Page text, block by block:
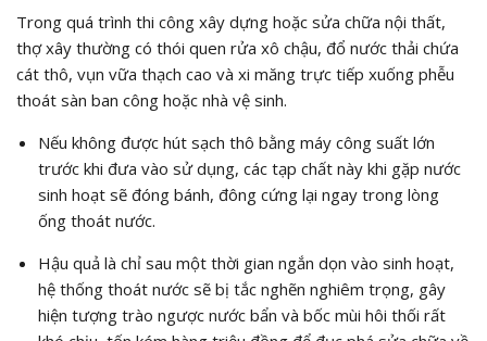
Trong quá trình thi công xây dựng hoặc sửa chữa nội thất,
thợ xây thường có thói quen rửa xô chậu, đổ nước thải chứa
cát thô, vụn vữa thạch cao và xi măng trực tiếp xuống phễu
thoát sàn ban công hoặc nhà vệ sinh.
Nếu không được hút sạch thô bằng máy công suất lớn
trước khi đưa vào sử dụng, các tạp chất này khi gặp nước
sinh hoạt sẽ đóng bánh, đông cứng lại ngay trong lòng
ống thoát nước.
Hậu quả là chỉ sau một thời gian ngắn dọn vào sinh hoạt,
hệ thống thoát nước sẽ bị tắc nghẽn nghiêm trọng, gây
hiện tượng trào ngược nước bẩn và bốc mùi hôi thối rất